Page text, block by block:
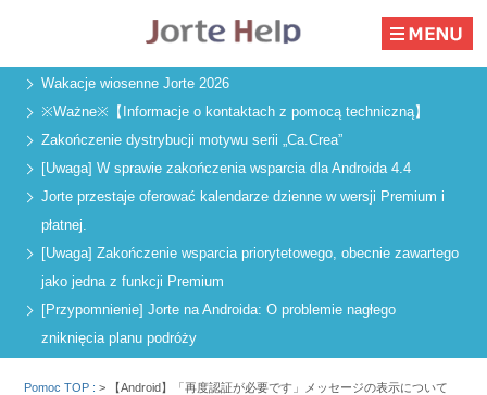
Wakacje wiosenne Jorte 2026
※Ważne※【Informacje o kontaktach z pomocą techniczną】
Zakończenie dystrybucji motywu serii „Ca.Crea”
[Uwaga] W sprawie zakończenia wsparcia dla Androida 4.4
Jorte przestaje oferować kalendarze dzienne w wersji Premium i
płatnej.
[Uwaga] Zakończenie wsparcia priorytetowego, obecnie zawartego
jako jedna z funkcji Premium
[Przypomnienie] Jorte na Androida: O problemie nagłego
zniknięcia planu podróży
Pomoc TOP :> 【Android】「再度認証が必要です」メッセージの表示について